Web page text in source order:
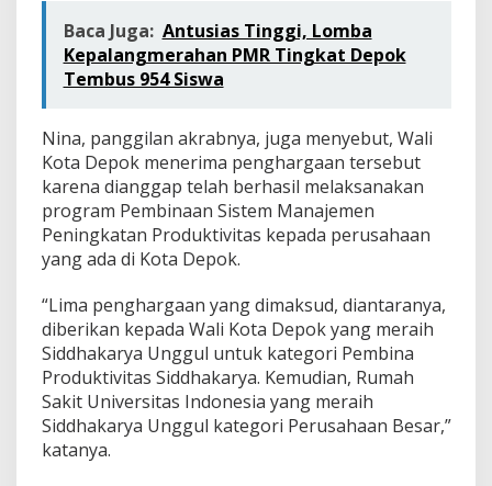
Baca Juga: Antusias Tinggi, Lomba
Kepalangmerahan PMR Tingkat Depok
Tembus 954 Siswa
Nina, panggilan akrabnya, juga menyebut, Wali
Kota Depok menerima penghargaan tersebut
karena dianggap telah berhasil melaksanakan
program Pembinaan Sistem Manajemen
Peningkatan Produktivitas kepada perusahaan
yang ada di Kota Depok.
“Lima penghargaan yang dimaksud, diantaranya,
diberikan kepada Wali Kota Depok yang meraih
Siddhakarya Unggul untuk kategori Pembina
Produktivitas Siddhakarya. Kemudian, Rumah
Sakit Universitas Indonesia yang meraih
Siddhakarya Unggul kategori Perusahaan Besar,”
katanya.